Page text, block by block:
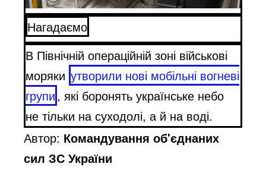
Нагадаємо
В Північній операційній зоні військові
моряки утворили нові мобільні вогневі
групи, які боронять українське небо
не тільки на суходолі, а й на воді.
Автор: Командування об'єднаних
сил ЗС України